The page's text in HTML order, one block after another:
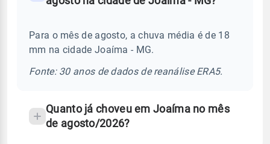
Perguntas
sobre
chuva
Para o mês de agosto, a chuva média é de 18
mm na cidade Joaíma - MG.
Fonte: 30 anos de dados de reanálise ERA5.
Quanto já choveu em Joaíma no mês
de agosto/2026?